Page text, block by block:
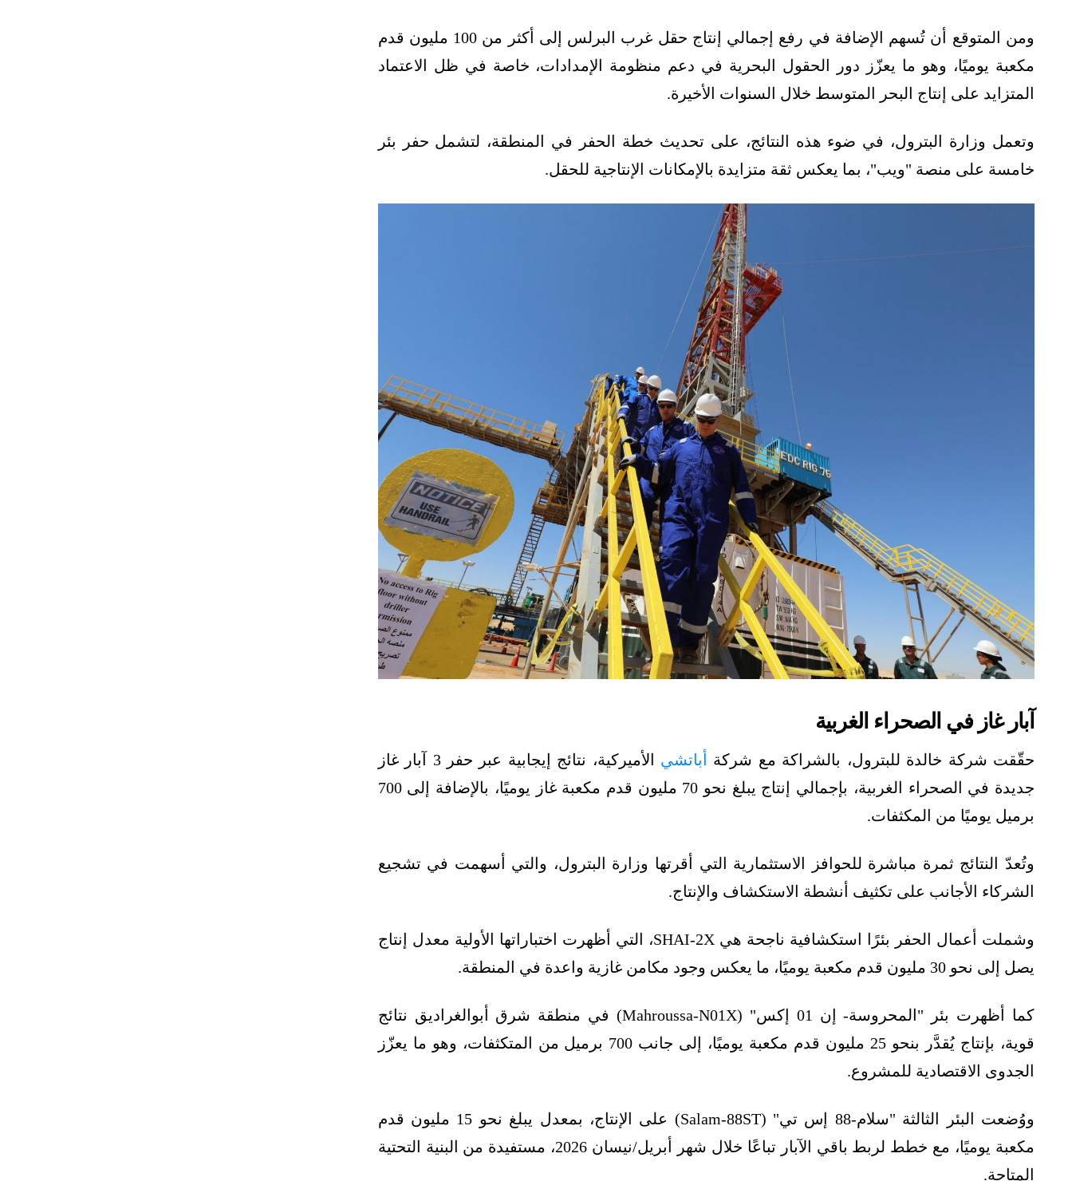
ومن المتوقع أن تُسهم الإضافة في رفع إجمالي إنتاج حقل غرب البرلس إلى أكثر من 100 مليون قدم
مكعبة يوميًا، وهو ما يعزّز دور الحقول البحرية في دعم منظومة الإمدادات، خاصة في ظل الاعتماد
المتزايد على إنتاج البحر المتوسط خلال السنوات الأخيرة.
وتعمل وزارة البترول، في ضوء هذه النتائج، على تحديث خطة الحفر في المنطقة، لتشمل حفر بئر
خامسة على منصة "ويب"، بما يعكس ثقة متزايدة بالإمكانات الإنتاجية للحقل.
آبار غاز في الصحراء الغربية
حقّقت شركة خالدة للبترول، بالشراكة مع شركة أباتشي
الأميركية، نتائج إيجابية عبر حفر 3 آبار غاز
جديدة في الصحراء الغربية، بإجمالي إنتاج يبلغ نحو 70 مليون قدم مكعبة غاز يوميًا، بالإضافة إلى 700
برميل يوميًا من المكثفات.
وتُعدّ النتائج ثمرة مباشرة للحوافز الاستثمارية التي أقرتها وزارة البترول، والتي أسهمت في تشجيع
الشركاء الأجانب على تكثيف أنشطة الاستكشاف والإنتاج.
وشملت أعمال الحفر بئرًا استكشافية ناجحة هي SHAI-2X، التي أظهرت اختباراتها الأولية معدل إنتاج
يصل إلى نحو 30 مليون قدم مكعبة يوميًا، ما يعكس وجود مكامن غازية واعدة في المنطقة.
كما أظهرت بئر "المحروسة- إن 01 إكس" (Mahroussa-N01X) في منطقة شرق أبوالغراديق نتائج
قوية، بإنتاج يُقدَّر بنحو 25 مليون قدم مكعبة يوميًا، إلى جانب 700 برميل من المتكثفات، وهو ما يعزّز
الجدوى الاقتصادية للمشروع.
ووُضعت البئر الثالثة "سلام-88 إس تي" (Salam-88ST) على الإنتاج، بمعدل يبلغ نحو 15 مليون قدم
مكعبة يوميًا، مع خطط لربط باقي الآبار تباعًا خلال شهر أبريل/نيسان 2026، مستفيدة من البنية التحتية
المتاحة.